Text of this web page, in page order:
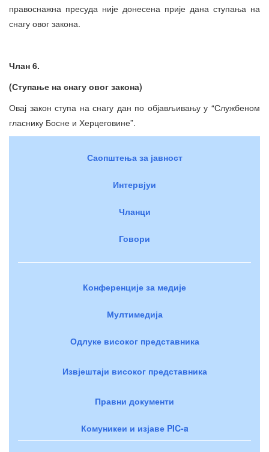
правоснажна пресуда није донесена прије дана ступања на
снагу овог закона.
Члан 6.
(Ступање на снагу овог закона)
Овај закон ступа на снагу дан по објављивању у “Службеном
гласнику Босне и Херцеговине”.
Саопштења за јавност
Интервјуи
Чланци
Говори
Конференције за медије
Мултимедија
Одлуке високог представника
Извјештаји високог представника
Правни документи
Комуникеи и изјаве PIC-a